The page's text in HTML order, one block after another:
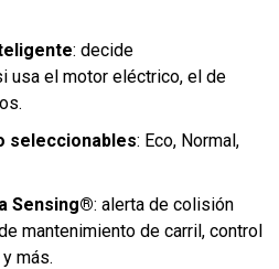
: decide
usa el motor eléctrico, el de
seleccionables: Eco, Normal,
Sensing®: alerta de colisión
mantenimiento de carril, control
más.